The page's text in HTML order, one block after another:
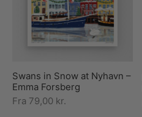
Swans in Snow at Nyhavn –
Emma Forsberg
Fra 79,00 kr.